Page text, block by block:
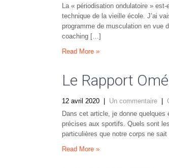
La « périodisation ondulatoire »
technique de la vieille école. J’ai
programme de musculation en vue
coaching […]
Read More »
Le Rapport
12 avril 2020 Un commentaire
Dans cet article, je donne quelques
précises aux sportifs. Quels sont
particulières que notre corps ne
Read More »